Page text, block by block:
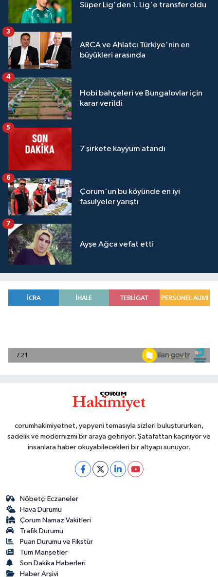
Süper Lig'den 1. Lig'e transfer oldu
ARCA ve Ahlatcı Türkiye'nin en
büyükleri arasında
3
Hobi bahçeleri ve Bungalovlar için
karar verildi
4
7 şirkete kayyum atandı
5
Çorum'un bu köyünde en iyi
fasulyeler yarıştı
6
Ayşe Ağca vefat etti
7
corumhakimiyetnet, yepyeni temasıyla sizleri buluştururken,
sadelik ve modernizmi bir araya getiriyor. Şatafattan kaçınıyor ve
insanlara haber okuyabilecekleri bir altyapı sunuyor.
Nöbetçi Eczaneler
Hava Durumu
Çorum Namaz Vakitleri
Trafik Durumu
Puan Durumu ve Fikstür
Tüm Manşetler
Son Dakika Haberleri
Haber Arşivi